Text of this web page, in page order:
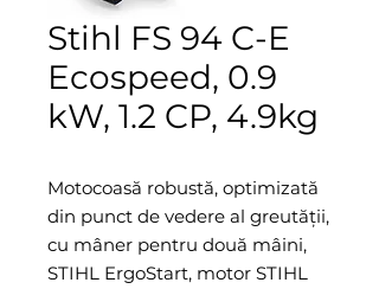
Stihl FS 94 C-E
Ecospeed, 0.9
kW, 1.2 CP, 4.9kg
Motocoasă robustă, optimizată
din punct de vedere al greutăţii,
cu mâner pentru două mâini,
STIHL ErgoStart, motor STIHL